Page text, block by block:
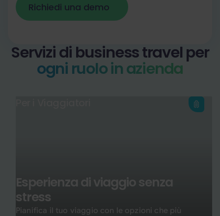
Richiedi una demo
Richiedi una demo
Servizi di business travel per
ogni ruolo in azienda
Esperienza di viaggio senza
stress
Pianifica il tuo viaggio con le opzioni che più